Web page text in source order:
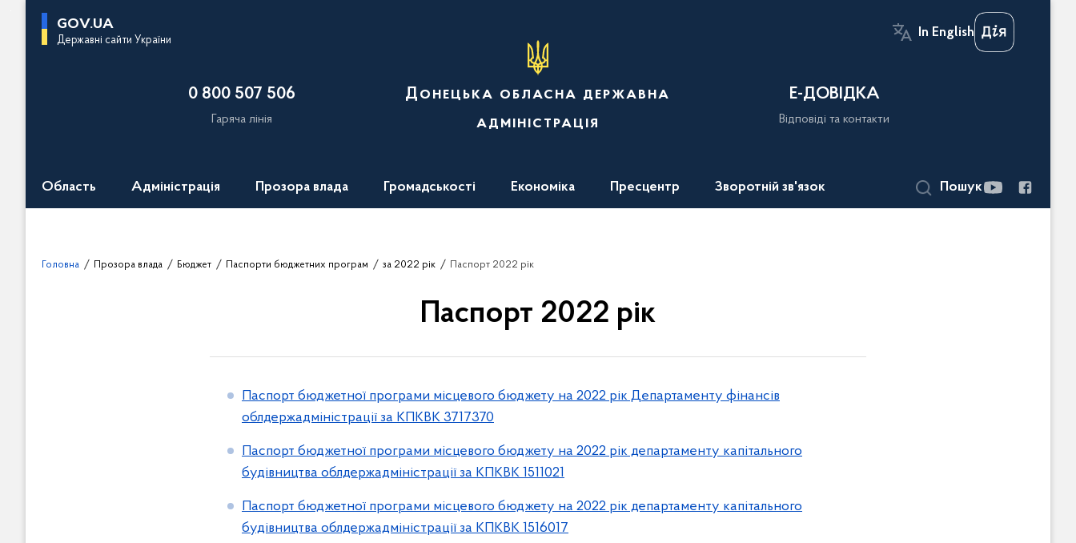
GOV.UA
Державні сайти України
In English
0 800 507 506
Гаряча лінія
Донецька обласна державна
адміністрація
Е-ДОВІДКА
Відповіді та контакти
Область Адміністрація Прозора влада Громадськості Економіка Пресцентр Зворотній зв'язок Пошук
Головна Прозора влада Бюджет Паспорти бюджетних програм за 2022 рік Паспорт 2022 рік
Паспорт 2022 рік
Паспорт бюджетної програми місцевого бюджету на 2022 рік Департаменту фінансів
облдержадміністрації за КПКВК 3717370
Паспорт бюджетної програми місцевого бюджету на 2022 рік департаменту капітального
будівництва облдержадміністрації за КПКВК 1511021
Паспорт бюджетної програми місцевого бюджету на 2022 рік департаменту капітального
будівництва облдержадміністрації за КПКВК 1516017